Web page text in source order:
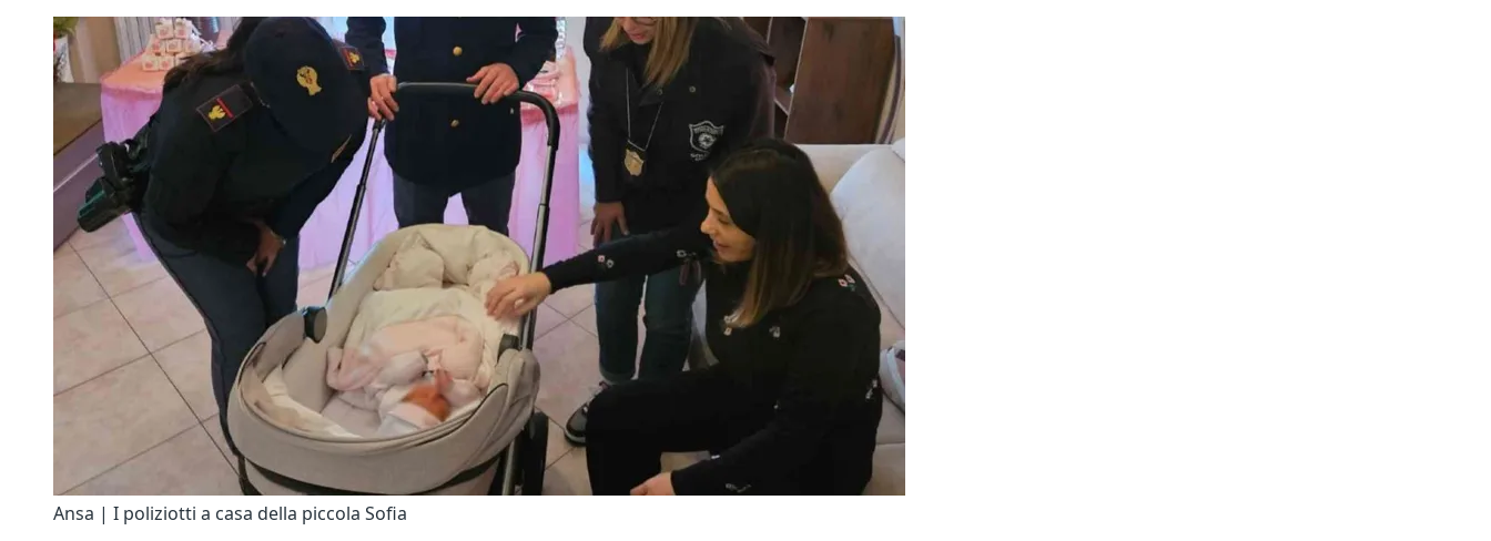
Ansa | I poliziotti a casa della piccola Sofia